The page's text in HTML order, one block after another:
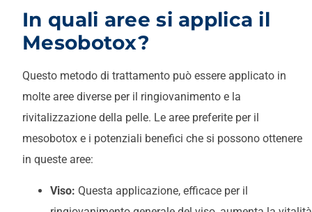
In quali aree si applica il
Mesobotox?
Questo metodo di trattamento può essere applicato in
molte aree diverse per il ringiovanimento e la
rivitalizzazione della pelle. Le aree preferite per il
mesobotox e i potenziali benefici che si possono ottenere
in queste aree:
Viso: Questa applicazione, efficace per il